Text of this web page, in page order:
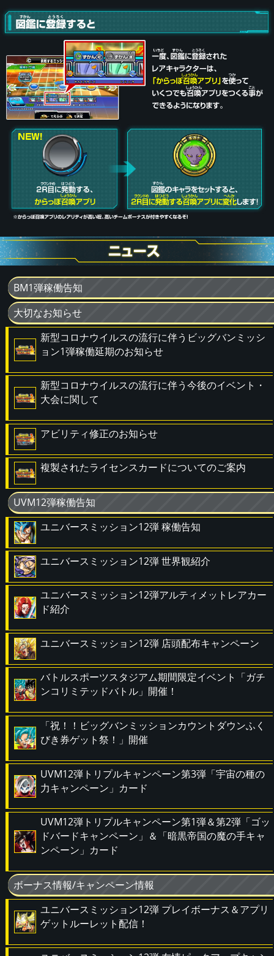
BM1弾稼働告知
大切なお知らせ
新型コロナウイルスの流行に伴うビッグバンミッシ
ョン1弾稼働延期のお知らせ
新型コロナウイルスの流行に伴う今後のイベント・
大会に関して
アビリティ修正のお知らせ
複製されたライセンスカードについてのご案内
UVM12弾稼働告知
ユニバースミッション12弾 稼働告知
ユニバースミッション12弾 世界観紹介
ユニバースミッション12弾アルティメットレアカー
ド紹介
ユニバースミッション12弾 店頭配布キャンペーン
バトルスポーツスタジアム期間限定イベント「ガチ
ンコリミテッドバトル」開催！
「祝！！ビッグバンミッションカウントダウンふく
びき券ゲット祭！」開催
UVM12弾トリプルキャンペーン第3弾「宇宙の種の
力キャンペーン」カード
UVM12弾トリプルキャンペーン第1弾＆第2弾「ゴッ
ドバードキャンペーン」＆「暗黒帝国の魔の手キャ
ンペーン」カード
ボーナス情報/キャンペーン情報
ユニバースミッション12弾 プレイボーナス＆アプリ
ゲットルーレット配信！